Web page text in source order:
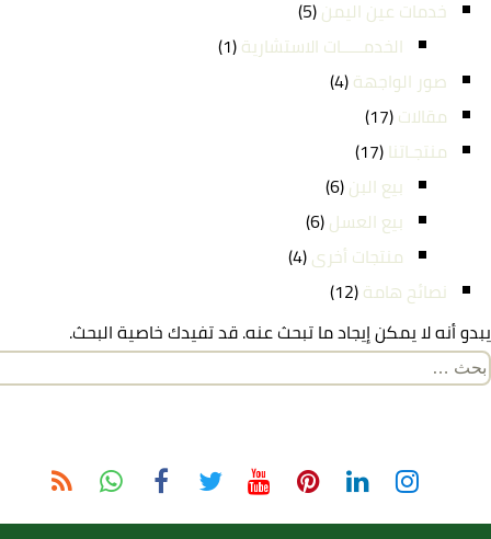
خدمات عين اليمن(5)
الخدمـــــات الاستشارية(1)
صور الواجهة(4)
مقالات(17)
منتجـاتنا (17)
بيع البن(6)
بيع العسل(6)
منتجات أخرى(4)
نصائح هامة(12)
يبدو أنه لا يمكن إيجاد ما تبحث عنه. قد تفيدك خاصية البحث.
البحث